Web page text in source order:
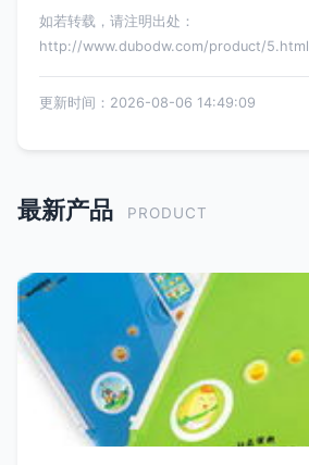
如若转载，请注明出处：
http://www.dubodw.com/product/5.html
更新时间：2026-08-06 14:49:09
最新产品 PRODUCT